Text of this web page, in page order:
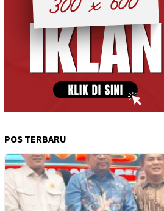
POS TERBARU